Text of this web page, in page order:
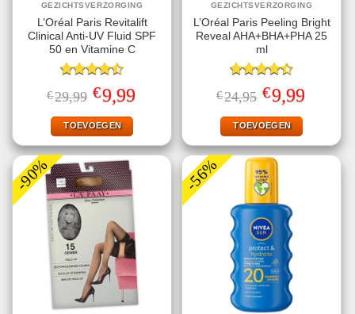
GEZICHTSVERZORGING
L’Oréal Paris Revitalift
Clinical Anti-UV Fluid SPF
50 en Vitamine C
Gewaardeerd
4.50uit 5
€29,99 Oorspronkelijke
prijs
was:
€29,99.
€9,99Huidige
prijs
TOEVOEGEN
GEZICHTSVERZORGING
L’Oréal Paris Peeling Bright
Reveal AHA+BHA+PHA 25
ml
Gewaardeerd
4.40uit 5
€24,95 Oorspronkelijke
prijs
was:
€24,95.
€9,99Huidige
prijs
TOEVOEGEN
-90% -56%